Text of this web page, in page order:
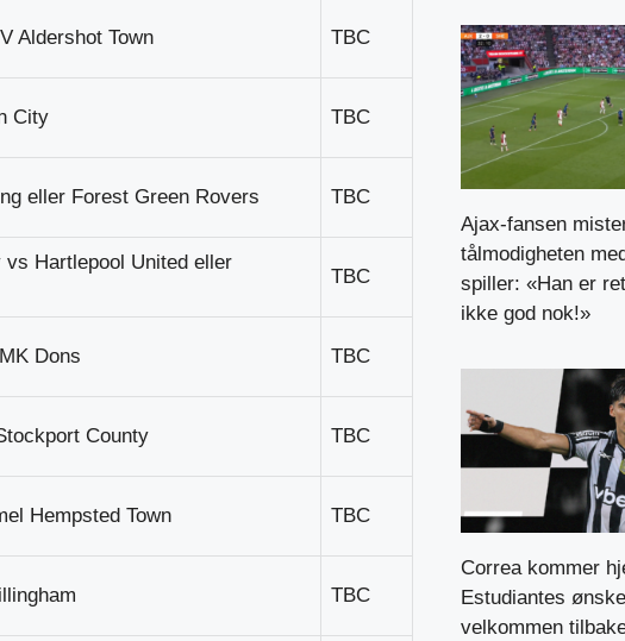
Aldershot Town TBC
City TBC
eller Forest Green Rovers TBC
vs Hartlepool United eller
TBC
Dons TBC
County TBC
Hempsted Town TBC
TBC
Ajax-fansen
tålmodigheten
spiller: «Han er
ikke god nok!»
Correa kommer
Estudiantes
velkommen